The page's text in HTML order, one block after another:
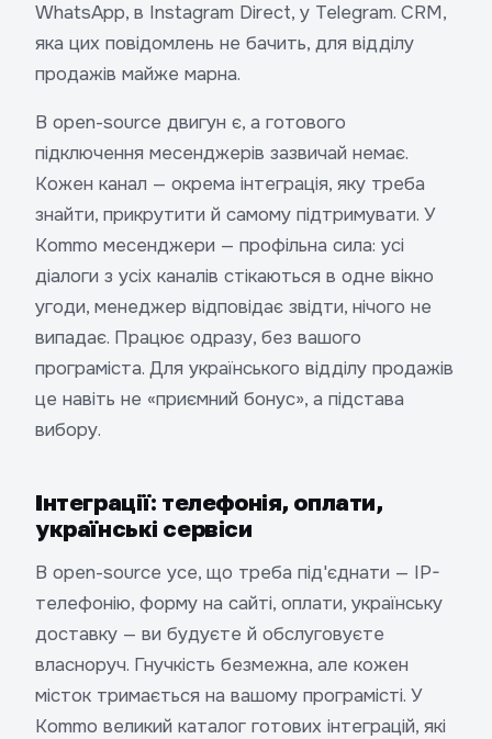
WhatsApp, в Instagram Direct, у Telegram. CRM,
яка цих повідомлень не бачить, для відділу
продажів майже марна.
В open-source двигун є, а готового
підключення месенджерів зазвичай немає.
Кожен канал — окрема інтеграція, яку треба
знайти, прикрутити й самому підтримувати. У
Kommo месенджери — профільна сила: усі
діалоги з усіх каналів стікаються в одне вікно
угоди, менеджер відповідає звідти, нічого не
випадає. Працює одразу, без вашого
програміста. Для українського відділу продажів
це навіть не «приємний бонус», а підстава
вибору.
Інтеграції: телефонія, оплати,
українські сервіси
В open-source усе, що треба під'єднати — IP-
телефонію, форму на сайті, оплати, українську
доставку — ви будуєте й обслуговуєте
власноруч. Гнучкість безмежна, але кожен
місток тримається на вашому програмісті. У
Kommo великий каталог готових інтеграцій, які